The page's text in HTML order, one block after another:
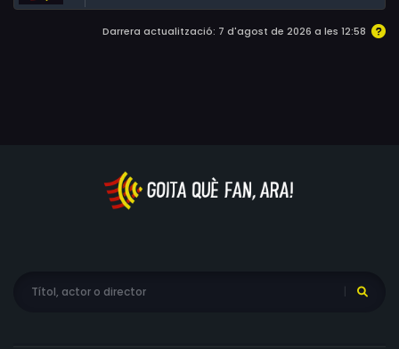
Darrera actualització: 7 d'agost de 2026 a les 12:58